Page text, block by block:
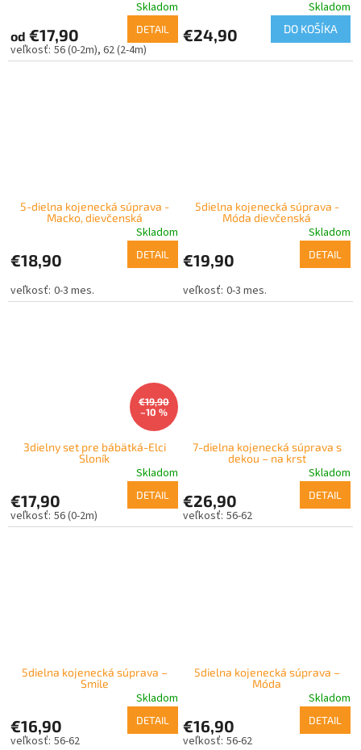
Skladom
od €17,90 DETAIL
56 (0-2m) 62 (2-4m)
Skladom
€24,90 DO KOŠÍKA
5-dielna kojenecká súprava -
Macko, dievčenská
Skladom
€18,90 DETAIL
0-3 mes.
5dielna kojenecká súprava -
Móda dievčenská
Skladom
€19,90 DETAIL
0-3 mes.
€19,90
–10 %
3dielny set pre bábätká-Elci
Sloník
Skladom
€17,90 DETAIL
56 (0-2m)
7-dielna kojenecká súprava s
dekou – na krst
Skladom
€26,90 DETAIL
56-62
5dielna kojenecká súprava –
Smile
Skladom
€16,90 DETAIL
56-62
5dielna kojenecká súprava –
Móda
Skladom
€16,90 DETAIL
56-62